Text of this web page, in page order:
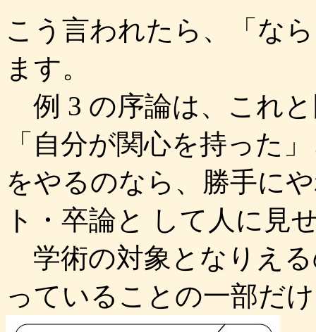
こう言われたら、「な
ます。
例 3 の序論は、これ
「自分が関心を持った
をやるのなら、勝手に
ト・卒論と して人に見
学術の対象となりえ
っていることの一部だ